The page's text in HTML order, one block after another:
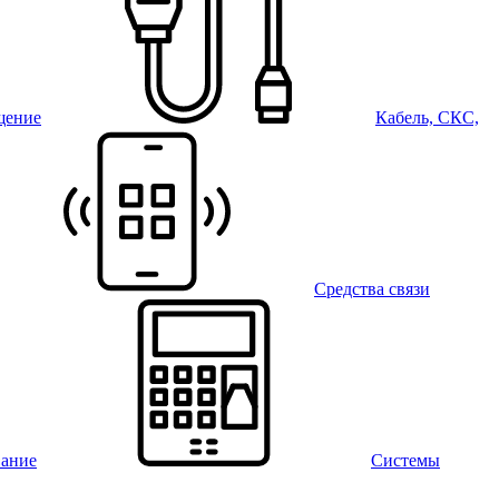
Кабель, СКС,
Средства связи
Системы